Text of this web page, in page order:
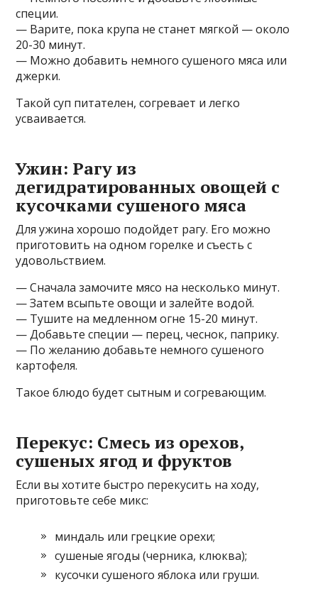
специи.
— Варите, пока крупа не станет мягкой — около
20-30 минут.
— Можно добавить немного сушеного мяса или
джерки.
Такой суп питателен, согревает и легко
усваивается.
Ужин: Рагу из
дегидратированных овощей с
кусочками сушеного мяса
Для ужина хорошо подойдет рагу. Его можно
приготовить на одном горелке и съесть с
удовольствием.
— Сначала замочите мясо на несколько минут.
— Затем всыпьте овощи и залейте водой.
— Тушите на медленном огне 15-20 минут.
— Добавьте специи — перец, чеснок, паприку.
— По желанию добавьте немного сушеного
картофеля.
Такое блюдо будет сытным и согревающим.
Перекус: Смесь из орехов,
сушеных ягод и фруктов
Если вы хотите быстро перекусить на ходу,
приготовьте себе микс:
миндаль или грецкие орехи;
сушеные ягоды (черника, клюква);
кусочки сушеного яблока или груши.